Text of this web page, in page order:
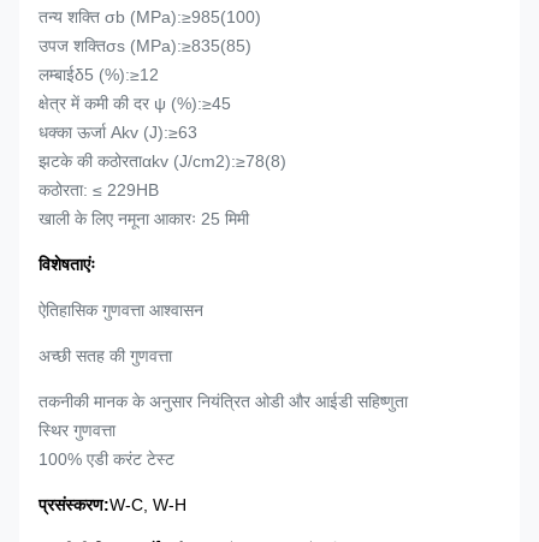
तन्य शक्ति σb (MPa):≥985(100)
उपज शक्तिσs (MPa):≥835(85)
लम्बाईδ5 (%):≥12
क्षेत्र में कमी की दर ψ (%):≥45
धक्का ऊर्जा Akv (J):≥63
झटके की कठोरताαkv (J/cm2):≥78(8)
कठोरता: ≤ 229HB
खाली के लिए नमूना आकारः 25 मिमी
विशेषताएंः
ऐतिहासिक गुणवत्ता आश्वासन
अच्छी सतह की गुणवत्ता
तकनीकी मानक के अनुसार नियंत्रित ओडी और आईडी सहिष्णुता
स्थिर गुणवत्ता
100% एडी करंट टेस्ट
प्रसंस्करण:W-C, W-H